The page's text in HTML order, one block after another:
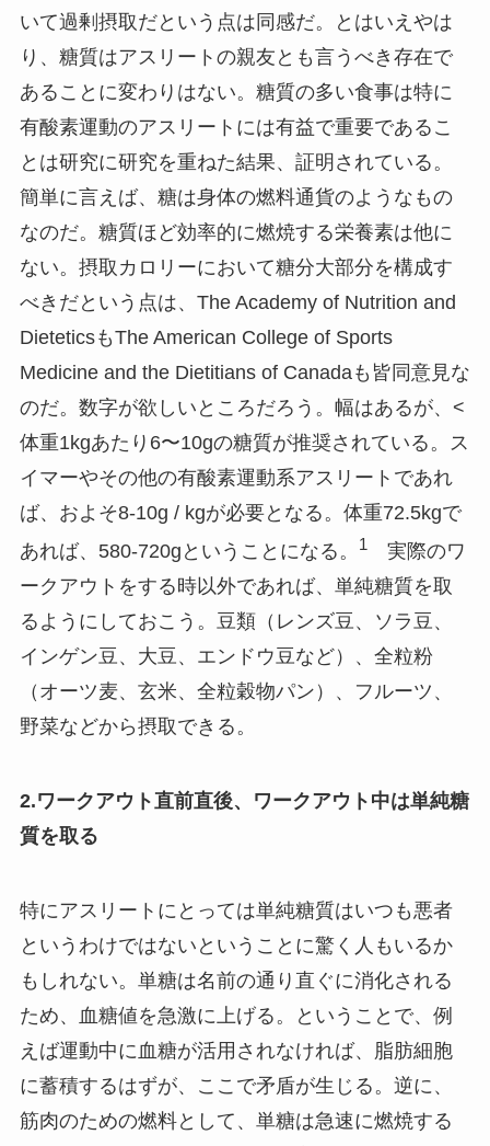
いて過剰摂取だという点は同感だ。とはいえやは
り、糖質はアスリートの親友とも言うべき存在で
あることに変わりはない。糖質の多い食事は特に
有酸素運動のアスリートには有益で重要であるこ
とは研究に研究を重ねた結果、証明されている。
簡単に言えば、糖は身体の燃料通貨のようなもの
なのだ。糖質ほど効率的に燃焼する栄養素は他に
ない。摂取カロリーにおいて糖分大部分を構成す
べきだという点は、The Academy of Nutrition and
DieteticsもThe American College of Sports
Medicine and the Dietitians of Canadaも皆同意見な
のだ。数字が欲しいところだろう。幅はあるが、<
体重1kgあたり6〜10gの糖質が推奨されている。ス
イマーやその他の有酸素運動系アスリートであれ
ば、およそ8-10g / kgが必要となる。体重72.5kgで
あれば、580-720gということになる。
1実際のワ
ークアウトをする時以外であれば、単純糖質を取
るようにしておこう。豆類（レンズ豆、ソラ豆、
インゲン豆、大豆、エンドウ豆など）、全粒粉
（オーツ麦、玄米、全粒穀物パン）、フルーツ、
野菜などから摂取できる。
2.ワークアウト直前直後、ワークアウト中は単純糖
質を取る
特にアスリートにとっては単純糖質はいつも悪者
というわけではないということに驚く人もいるか
もしれない。単糖は名前の通り直ぐに消化される
ため、血糖値を急激に上げる。ということで、例
えば運動中に血糖が活用されなければ、脂肪細胞
に蓄積するはずが、ここで矛盾が生じる。逆に、
筋肉のための燃料として、単糖は急速に燃焼する